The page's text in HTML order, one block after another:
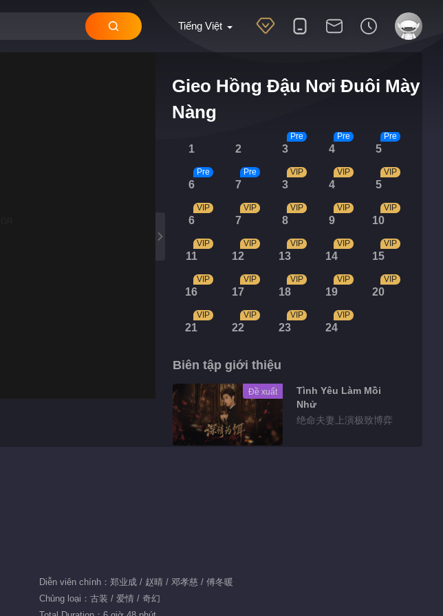
Tiếng Việt
Gieo Hồng Đậu Nơi Đuôi Mày
Nàng
1 2 3
Pre
4
Pre
5
Pre
6
Pre
7
Pre
3
VIP
4
VIP
5
VIP
6
VIP
7
VIP
8
VIP
9
VIP
10
VIP
11
VIP
12
VIP
13
VIP
14
VIP
15
VIP
16
VIP
17
VIP
18
VIP
19
VIP
20
VIP
21
VIP
22
VIP
23
VIP
24
VIP
Biên tập giới thiệu
Đề xuất
Tình Yêu Làm Mồi
Nhử
绝命夫妻上演极致博弈
Diễn viên chính：郑业成 / 赵晴 / 邓孝慈 / 傅冬暖
Chủng loại：古装 / 爱情 / 奇幻